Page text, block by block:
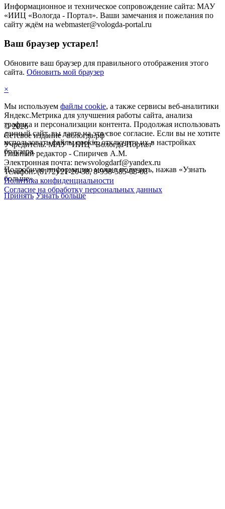
©2026
Сетевое издание "вологда.рф"
Учредитель: МАУ "ИИЦ "Вологда-Портал"
Главный редактор - Спиричев А.М.
Электронная почта: newsvologdarf@yandex.ru
Телефон: (8172) 21-20-38, 8-958-585-08-08
Политика конфиденциальности
Согласие на обработку персональных данных
Информационное и техническое сопровождение сайта: МАУ
«ИИЦ «Вологда - Портал». Ваши замечания и пожелания по
сайту ждём на webmaster@vologda-portal.ru
Ваш браузер устарел!
Обновите ваш браузер для правильного отображения этого
сайта. Обновить мой браузер
×
Мы используем файлы cookie, а также сервисы веб-аналитики
Яндекс.Метрика для улучшения работы сайта, анализа
трафика и персонализации контента. Продолжая использовать
данный сайт, вы даете на это свое согласие. Если вы не хотите
использовать файлы cookie, отключите их в настройках
браузера.
Подробную информацию можно получить, нажав «Узнать
больше».
Принять Узнать больше